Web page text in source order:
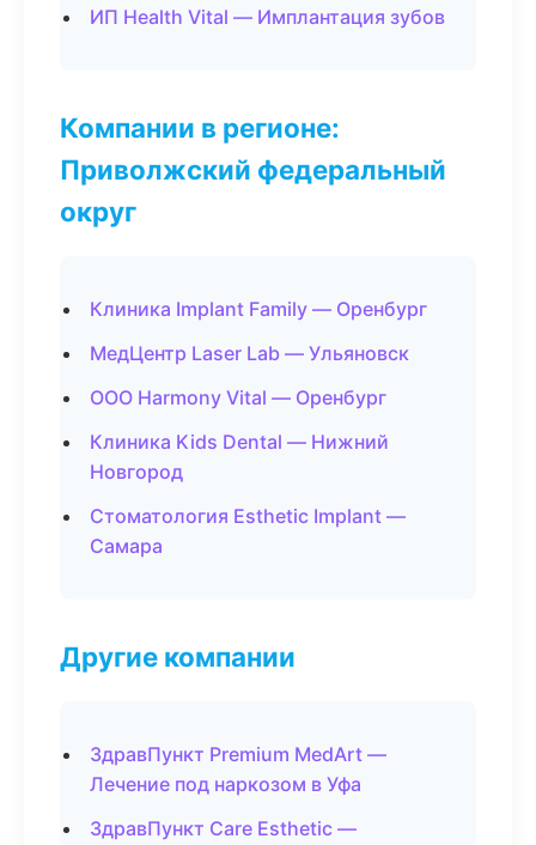
ИП Health Vital — Имплантация зубов
Компании в регионе:
Приволжский федеральный
округ
Клиника Implant Family — Оренбург
МедЦентр Laser Lab — Ульяновск
ООО Harmony Vital — Оренбург
Клиника Kids Dental — Нижний
Новгород
Стоматология Esthetic Implant —
Самара
Другие компании
ЗдравПункт Premium MedArt —
Лечение под наркозом в Уфа
ЗдравПункт Care Esthetic —